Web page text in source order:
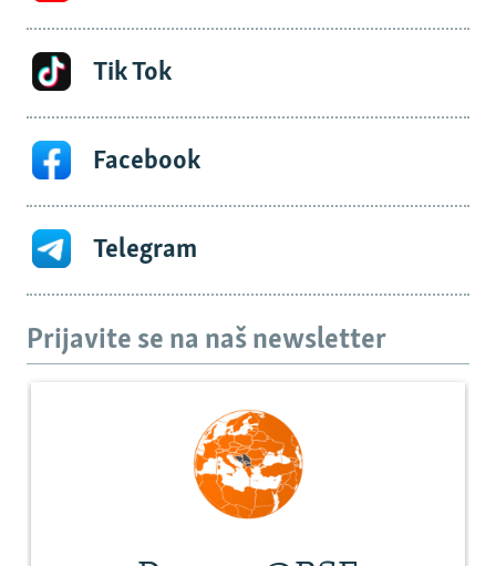
Tik Tok
Facebook
Telegram
Prijavite se na naš newsletter